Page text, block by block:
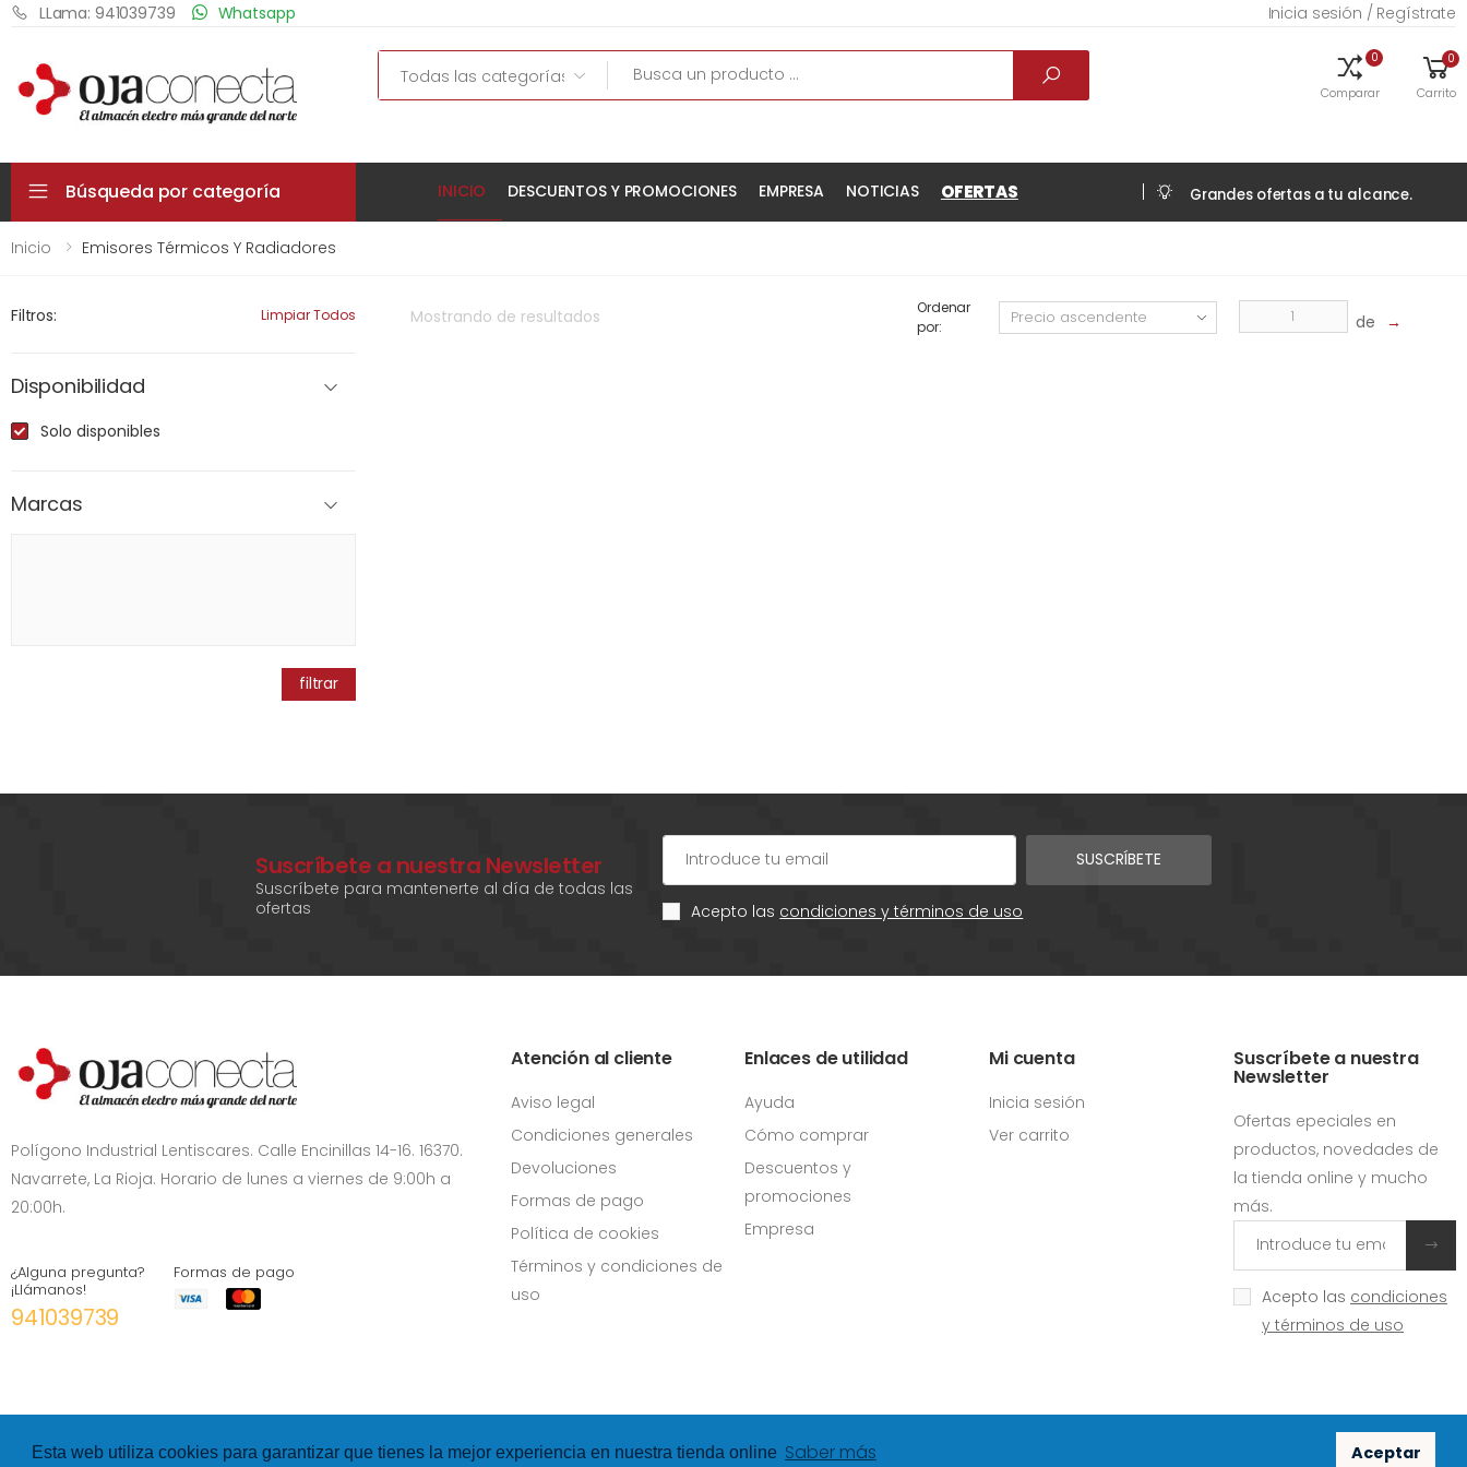
Esta web utiliza cookies para garantizar que tienes la mejor experiencia en nuestra tienda online Saber más Aceptar
LLama: 941039739 Whatsapp Inicia sesión / Regístrate
Search 0
Comparar
0
Carrito
Búsqueda por categoría INICIO DESCUENTOS Y PROMOCIONES EMPRESA NOTICIAS OFERTAS Grandes ofertas a tu alcance.
Inicio Emisores Térmicos Y Radiadores
Mostrando de resultados
Ordenar
por:
de →
Filtros: Limpiar Todos
Disponibilidad
Solo disponibles
Marcas
filtrar
Suscríbete a nuestra Newsletter
Suscríbete para mantenerte al día de todas las
ofertas
SUSCRÍBETE
Acepto las condiciones y términos de uso
Polígono Industrial Lentiscares. Calle Encinillas 14-16. 16370.
Navarrete, La Rioja. Horario de lunes a viernes de 9:00h a
20:00h.
¿Alguna pregunta?
¡Llámanos!
941039739
Formas de pago
Atención al cliente
Aviso legal
Condiciones generales
Devoluciones
Formas de pago
Política de cookies
Términos y condiciones de
uso
Enlaces de utilidad
Ayuda
Cómo comprar
Descuentos y
promociones
Empresa
Mi cuenta
Inicia sesión
Ver carrito
Suscríbete a nuestra
Newsletter
Ofertas epeciales en
productos, novedades de
la tienda online y mucho
más.
Acepto las condiciones
y términos de uso
Hexer- All rights Reserved